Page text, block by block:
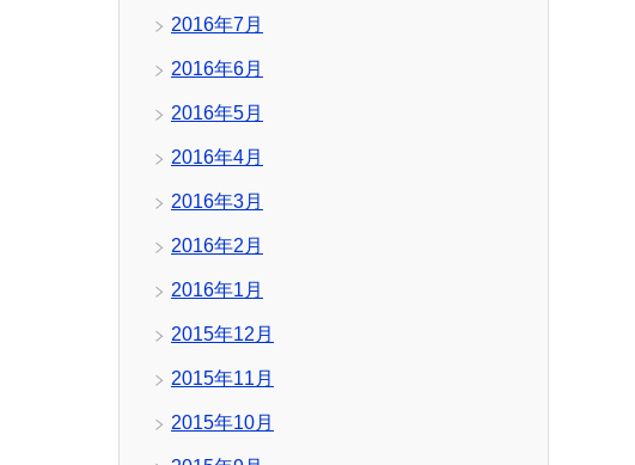
2016年7月
2016年6月
2016年5月
2016年4月
2016年3月
2016年2月
2016年1月
2015年12月
2015年11月
2015年10月